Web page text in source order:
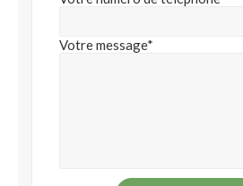
Votre message*